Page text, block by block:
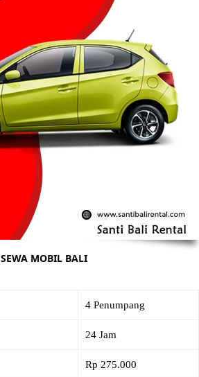
SEWA MOBIL BALI
4 Penumpang
24 Jam
Rp 275.000